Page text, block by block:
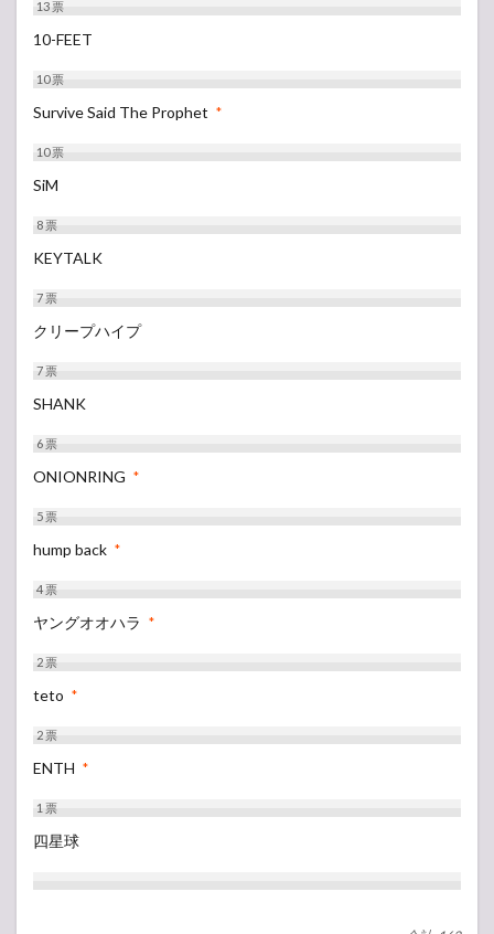
13票
10-FEET
10票
Survive Said The Prophet *
10票
SiM
8票
KEYTALK
7票
クリープハイプ
7票
SHANK
6票
ONIONRING *
5票
hump back *
4票
ヤングオオハラ *
2票
teto *
2票
ENTH *
1票
四星球